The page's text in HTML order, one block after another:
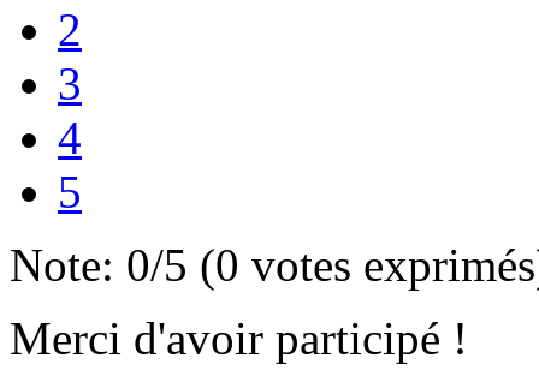
2
3
4
5
Note: 0/5 (0 votes
Merci d'avoir participé !